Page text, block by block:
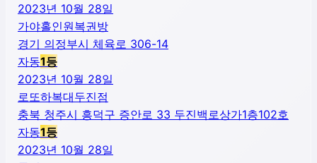
2023년 10월 28일
가야홀인원복권방
경기 의정부시 체육로 306-14
자동1등
2023년 10월 28일
로또하복대두진점
충북 청주시 흥덕구 증안로 33 두진백로상가1층102호
자동1등
2023년 10월 28일